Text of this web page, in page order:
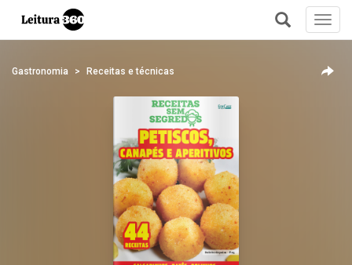
+
Gastronomia Receitas e técnicas